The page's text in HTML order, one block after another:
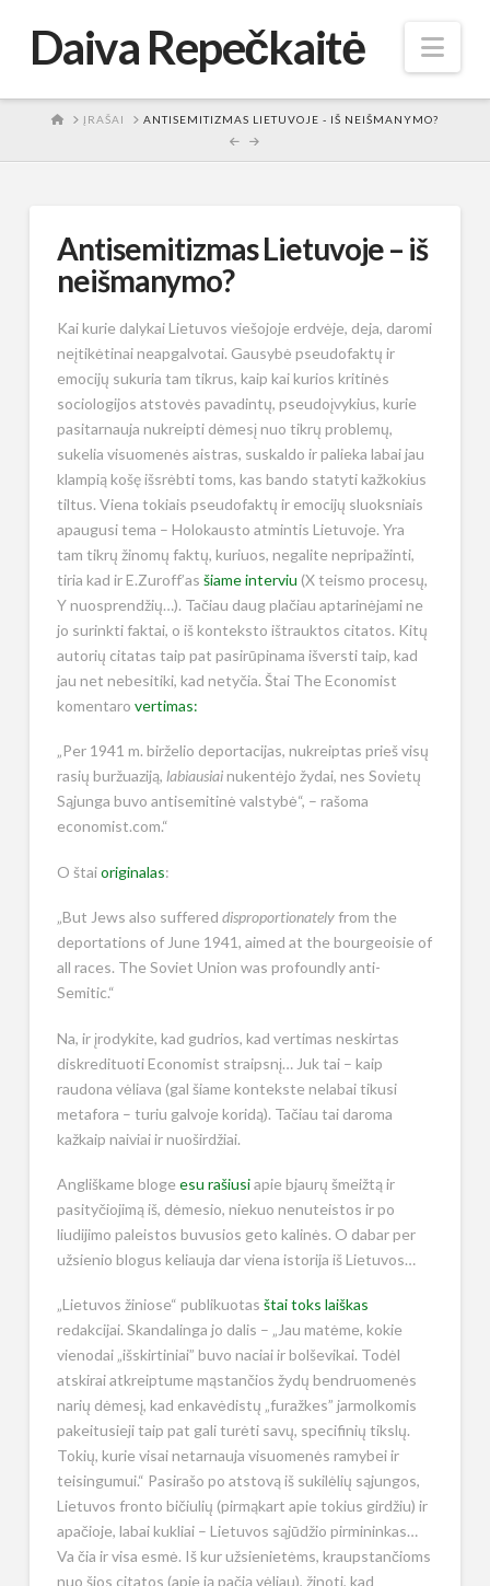
Daiva Repečkaitė
HOMEĮRAŠAI ANTISEMITIZMAS LIETUVOJE - IŠ NEIŠMANYMO?
Antisemitizmas Lietuvoje – iš
neišmanymo?
Kai kurie dalykai Lietuvos viešojoje erdvėje, deja, daromi
neįtikėtinai neapgalvotai. Gausybė pseudofaktų ir
emocijų sukuria tam tikrus, kaip kai kurios kritinės
sociologijos atstovės pavadintų, pseudoįvykius, kurie
pasitarnauja nukreipti dėmesį nuo tikrų problemų,
sukelia visuomenės aistras, suskaldo ir palieka labai jau
klampią košę išsrėbti toms, kas bando statyti kažkokius
tiltus. Viena tokiais pseudofaktų ir emocijų sluoksniais
apaugusi tema – Holokausto atmintis Lietuvoje. Yra
tam tikrų žinomų faktų, kuriuos, negalite nepripažinti,
tiria kad ir E.Zuroff’as šiame interviu (X teismo procesų,
Y nuosprendžių…). Tačiau daug plačiau aptarinėjami ne
jo surinkti faktai, o iš konteksto ištrauktos citatos. Kitų
autorių citatas taip pat pasirūpinama išversti taip, kad
jau net nebesitiki, kad netyčia. Štai The Economist
komentaro vertimas:
„Per 1941 m. birželio deportacijas, nukreiptas prieš visų
rasių buržuaziją, labiausiainukentėjo žydai, nes Sovietų
Sąjunga buvo antisemitinė valstybė“, – rašoma
economist.com.“
O štaioriginalas:
„But Jews also suffered disproportionatelyfrom the
deportations of June 1941, aimed at the bourgeoisie of
all races. The Soviet Union was profoundly anti-
Semitic.“
Na, ir įrodykite, kad gudrios, kad vertimas neskirtas
diskredituoti Economist straipsnį… Juk tai – kaip
raudona vėliava (gal šiame kontekste nelabai tikusi
metafora – turiu galvoje koridą). Tačiau tai daroma
kažkaip naiviai ir nuoširdžiai.
Angliškame bloge esu rašiusiapie bjaurų šmeižtą ir
pasityčiojimą iš, dėmesio, niekuo nenuteistos ir po
liudijimo paleistos buvusios geto kalinės. O dabar per
užsienio blogus keliauja dar viena istorija iš Lietuvos…
„Lietuvos žiniose“ publikuotas štai toks laiškas
redakcijai. Skandalinga jo dalis – „Jau matėme, kokie
vienodai „išskirtiniai” buvo naciai ir bolševikai. Todėl
atskirai atkreiptume mąstančios žydų bendruomenės
narių dėmesį, kad enkavėdistų „furažkes” jarmolkomis
pakeitusieji taip pat gali turėti savų, specifinių tikslų.
Tokių, kurie visai netarnauja visuomenės ramybei ir
teisingumui.“ Pasirašo po atstovą iš sukilėlių sąjungos,
Lietuvos fronto bičiulių (pirmąkart apie tokius girdžiu) ir
apačioje, labai kukliai – Lietuvos sąjūdžio pirmininkas…
Va čia ir visa esmė. Iš kur užsienietėms, kraupstančioms
nuo šios citatos (apie ją pačią vėliau), žinoti, kad